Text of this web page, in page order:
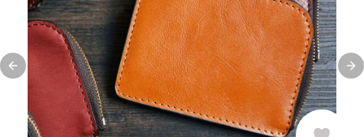
Previous slide